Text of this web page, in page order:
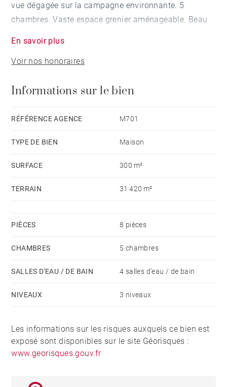
vue dégagée sur la campagne environnante. 5
chambres. Vaste espace grenier aménageable. Beau
garage fermé.
En savoir plus
Voir nos honoraires
Informations sur le bien
RÉFÉRENCE AGENCE M701
TYPE DE BIEN Maison
SURFACE 300 m²
TERRAIN 31 420 m²
PIÈCES 8 pièces
CHAMBRES 5 chambres
SALLES D'EAU / DE BAIN 4 salles d'eau / de bain
NIVEAUX 3 niveaux
Les informations sur les risques auxquels ce bien est
exposé sont disponibles sur le site Géorisques :
www.georisques.gouv.fr